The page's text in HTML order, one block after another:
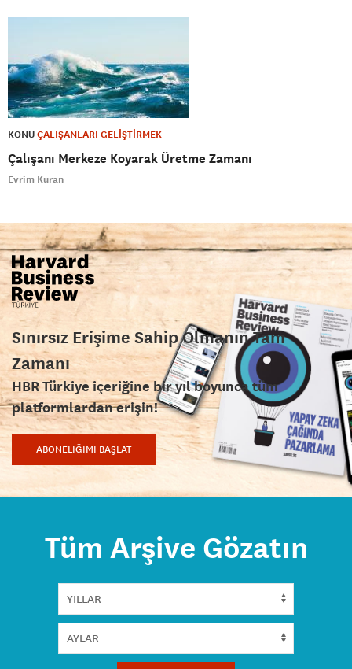
KONUÇALIŞANLARI GELİŞTİRMEK
Çalışanı Merkeze Koyarak Üretme Zamanı
Evrim Kuran
Sınırsız Erişime Sahip Olmanın Tam
Zamanı
HBR Türkiye içeriğine bir yıl boyunca tüm
platformlardan erişin!
ABONELİĞİMİ BAŞLAT
Tüm Arşive Gözatın